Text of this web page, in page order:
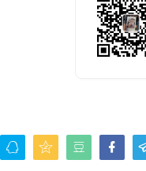
   